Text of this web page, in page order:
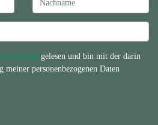
gelesen und bin mit der darin
meiner personenbezogenen Daten